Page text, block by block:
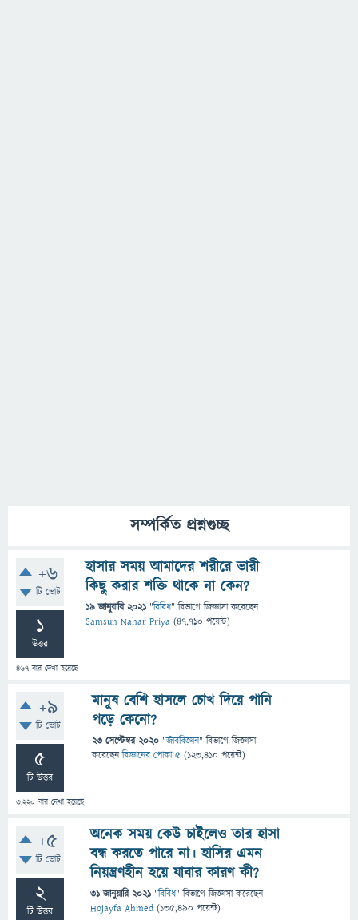
সম্পর্কিত প্রশ্নগুচ্ছ
+6
টি ভোট
1
উত্তর
467 বার দেখা হয়েছে
হাসার সময় আমাদের শরীরে ভারী
কিছু করার শক্তি থাকে না কেন?
19 জানুয়ারি 2021 "বিবিধ" বিভাগে জিজ্ঞাসাকরেছেন
Samsun Nahar Priya (47,710 পয়েন্ট)
+9
টি ভোট
5
টি উত্তর
3,220 বার দেখা হয়েছে
মানুষ বেশি হাসলে চোখ দিয়ে পানি
পড়ে কেনো?
23 সেপ্টেম্বর 2020 "জীববিজ্ঞান" বিভাগে জিজ্ঞাসা
করেছেনবিজ্ঞানের পোকা ৫ (123,410 পয়েন্ট)
+5
টি ভোট
2
টি উত্তর
অনেক সময় কেউ চাইলেও তার হাসা
বন্ধ করতে পারে না। হাসির এমন
নিয়ন্ত্রণহীন হয়ে যাবার কারণ কী?
31 জানুয়ারি 2021 "বিবিধ" বিভাগে জিজ্ঞাসাকরেছেন
Hojayfa Ahmed (135,490 পয়েন্ট)